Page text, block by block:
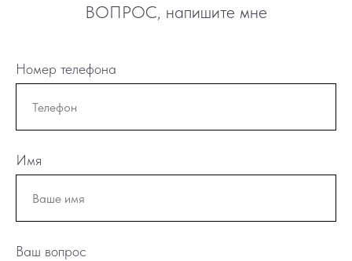
ВОПРОС, напишите мне
Номер телефона
Имя
Ваш вопрос